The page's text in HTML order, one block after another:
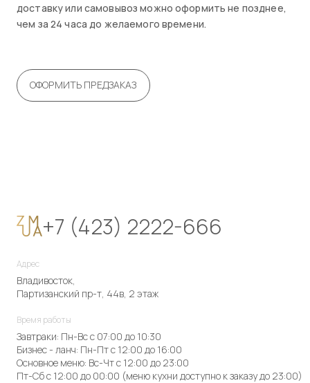
доставку или самовывоз можно оформить не позднее,
чем за 24 часа до желаемого времени.
ОФОРМИТЬ ПРЕДЗАКАЗ
+7 (423) 2222-666
Адрес
Владивосток,
Партизанский пр-т, 44в, 2 этаж
Время работы
Завтраки: Пн-Вс с 07:00 до 10:30
Бизнес - ланч: Пн-Пт с 12:00 до 16:00
Основное меню: Вс-Чт с 12:00 до 23:00
Пт-Сб с 12:00 до 00:00 (меню кухни доступно к заказу до 23:00)